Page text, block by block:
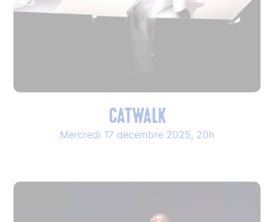
CATWALK
Mercredi 17 décembre 2025, 20h